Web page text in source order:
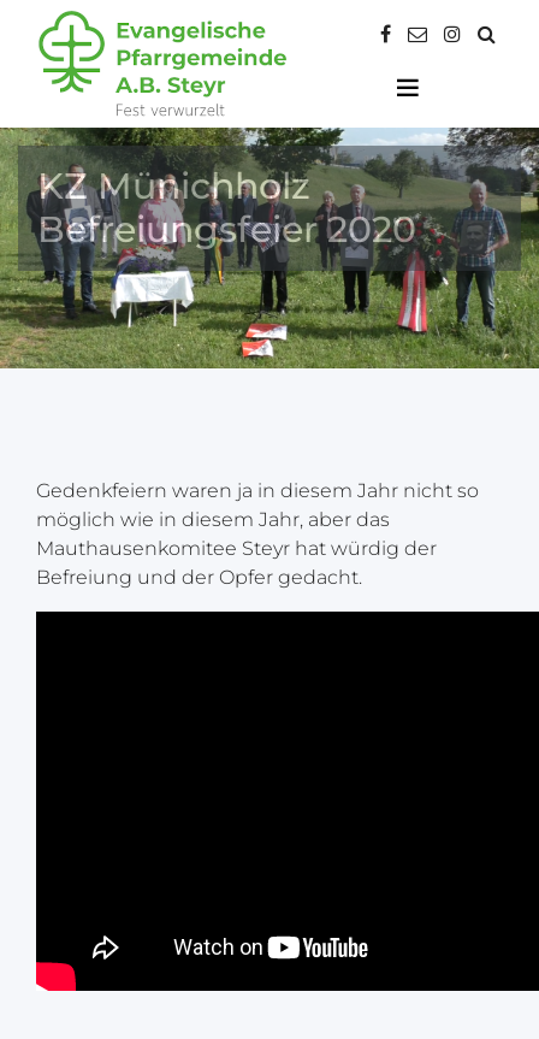
KZ Münichholz
Befreiungsfeier 2020
Gedenkfeiern waren ja in diesem Jahr nicht so
möglich wie in diesem Jahr, aber das
Mauthausenkomitee Steyr hat würdig der
Befreiung und der Opfer gedacht.